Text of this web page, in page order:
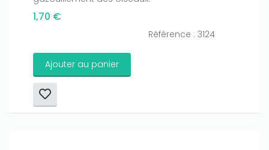
1,70 €
Référence : 3124
Ajouter au panier